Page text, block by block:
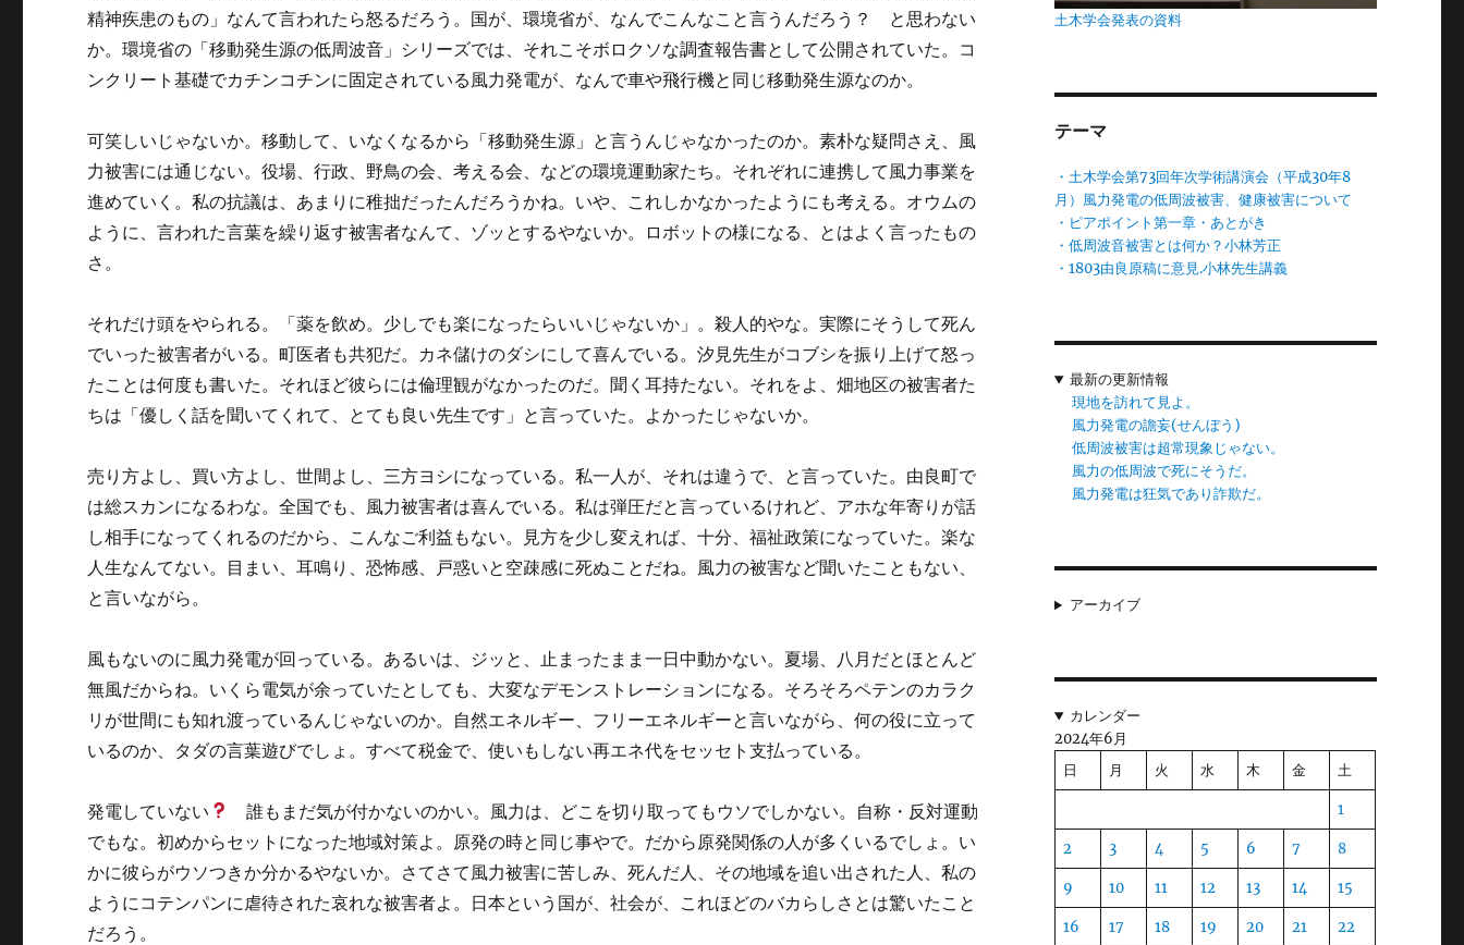
精神疾患のもの」なんて言われたら怒るだろう。国が、環境省が、なんでこんなこと言うんだろう？ と思わない
か。環境省の「移動発生源の低周波音」シリーズでは、それこそボロクソな調査報告書として公開されていた。コ
ンクリート基礎でカチンコチンに固定されている風力発電が、なんで車や飛行機と同じ移動発生源なのか。
可笑しいじゃないか。移動して、いなくなるから「移動発生源」と言うんじゃなかったのか。素朴な疑問さえ、風
力被害には通じない。役場、行政、野鳥の会、考える会、などの環境運動家たち。それぞれに連携して風力事業を
進めていく。私の抗議は、あまりに稚拙だったんだろうかね。いや、これしかなかったようにも考える。オウムの
ように、言われた言葉を繰り返す被害者なんて、ゾッとするやないか。ロボットの様になる、とはよく言ったもの
さ。
それだけ頭をやられる。「薬を飲め。少しでも楽になったらいいじゃないか」。殺人的やな。実際にそうして死ん
でいった被害者がいる。町医者も共犯だ。カネ儲けのダシにして喜んでいる。汐見先生がコブシを振り上げて怒っ
たことは何度も書いた。それほど彼らには倫理観がなかったのだ。聞く耳持たない。それをよ、畑地区の被害者た
ちは「優しく話を聞いてくれて、とても良い先生です」と言っていた。よかったじゃないか。
売り方よし、買い方よし、世間よし、三方ヨシになっている。私一人が、それは違うで、と言っていた。由良町で
は総スカンになるわな。全国でも、風力被害者は喜んでいる。私は弾圧だと言っているけれど、アホな年寄りが話
し相手になってくれるのだから、こんなご利益もない。見方を少し変えれば、十分、福祉政策になっていた。楽な
人生なんてない。目まい、耳鳴り、恐怖感、戸惑いと空疎感に死ぬことだね。風力の被害など聞いたこともない、
と言いながら。
風もないのに風力発電が回っている。あるいは、ジッと、止まったまま一日中動かない。夏場、八月だとほとんど
無風だからね。いくら電気が余っていたとしても、大変なデモンストレーションになる。そろそろペテンのカラク
リが世間にも知れ渡っているんじゃないのか。自然エネルギー、フリーエネルギーと言いながら、何の役に立って
いるのか、タダの言葉遊びでしょ。すべて税金で、使いもしない再エネ代をセッセト支払っている。
発電していない
誰もまだ気が付かないのかい。風力は、どこを切り取ってもウソでしかない。自称・反対運動
でもな。初めからセットになった地域対策よ。原発の時と同じ事やで。だから原発関係の人が多くいるでしょ。い
かに彼らがウソつきか分かるやないか。さてさて風力被害に苦しみ、死んだ人、その地域を追い出された人、私の
ようにコテンパンに虐待された哀れな被害者よ。日本という国が、社会が、これほどのバカらしさとは驚いたこと
だろう。
土木学会発表の資料
テーマ
・土木学会第73回年次学術講演会（平成30年8
月）風力発電の低周波被害、健康被害について
・ピアポイント第一章・あとがき
・低周波音被害とは何か？小林芳正
・1803由良原稿に意見.小林先生講義
最新の更新情報
現地を訪れて見よ。
風力発電の譫妄(せんぼう)
低周波被害は超常現象じゃない。
風力の低周波で死にそうだ。
風力発電は狂気であり詐欺だ。
アーカイブ
カレンダー
2024年6月
日
月 火 水 木 金 土
1
2 3 4 5 6 7 8
9 10 11 12 13 14 15
16 17 18 19 20 21 22